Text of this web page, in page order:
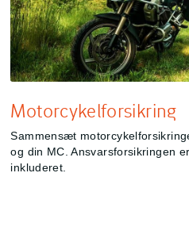
Motorcykelforsikring
Sammensæt
og din MC. Ansvarsforsikringen
inkluderet.